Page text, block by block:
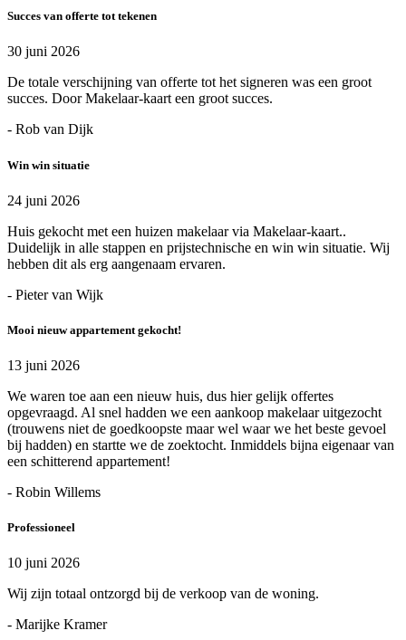
Succes van offerte tot tekenen
30 juni 2026
De totale verschijning van offerte tot het signeren was een groot
succes. Door Makelaar-kaart een groot succes.
- Rob van Dijk
Win win situatie
24 juni 2026
Huis gekocht met een huizen makelaar via Makelaar-kaart..
Duidelijk in alle stappen en prijstechnische en win win situatie. Wij
hebben dit als erg aangenaam ervaren.
- Pieter van Wijk
Mooi nieuw appartement gekocht!
13 juni 2026
We waren toe aan een nieuw huis, dus hier gelijk offertes
opgevraagd. Al snel hadden we een aankoop makelaar uitgezocht
(trouwens niet de goedkoopste maar wel waar we het beste gevoel
bij hadden) en startte we de zoektocht. Inmiddels bijna eigenaar van
een schitterend appartement!
- Robin Willems
Professioneel
10 juni 2026
Wij zijn totaal ontzorgd bij de verkoop van de woning.
- Marijke Kramer